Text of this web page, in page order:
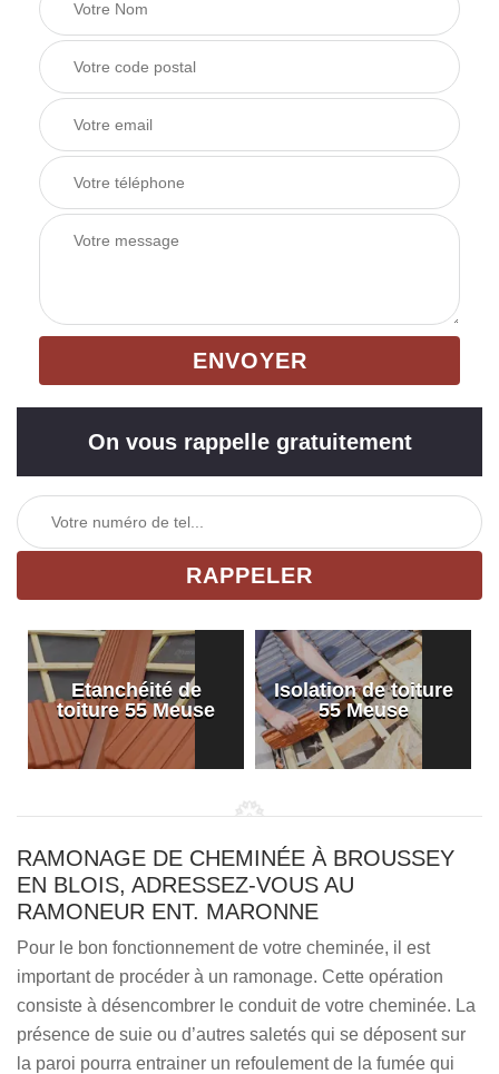
On vous rappelle gratuitement
Etanchéité de
toiture 55 Meuse
Isolation de toiture
55 Meuse
RAMONAGE DE CHEMINÉE À BROUSSEY
EN BLOIS, ADRESSEZ-VOUS AU
RAMONEUR ENT. MARONNE
Pour le bon fonctionnement de votre cheminée, il est
important de procéder à un ramonage. Cette opération
consiste à désencombrer le conduit de votre cheminée. La
présence de suie ou d’autres saletés qui se déposent sur
la paroi pourra entrainer un refoulement de la fumée qui